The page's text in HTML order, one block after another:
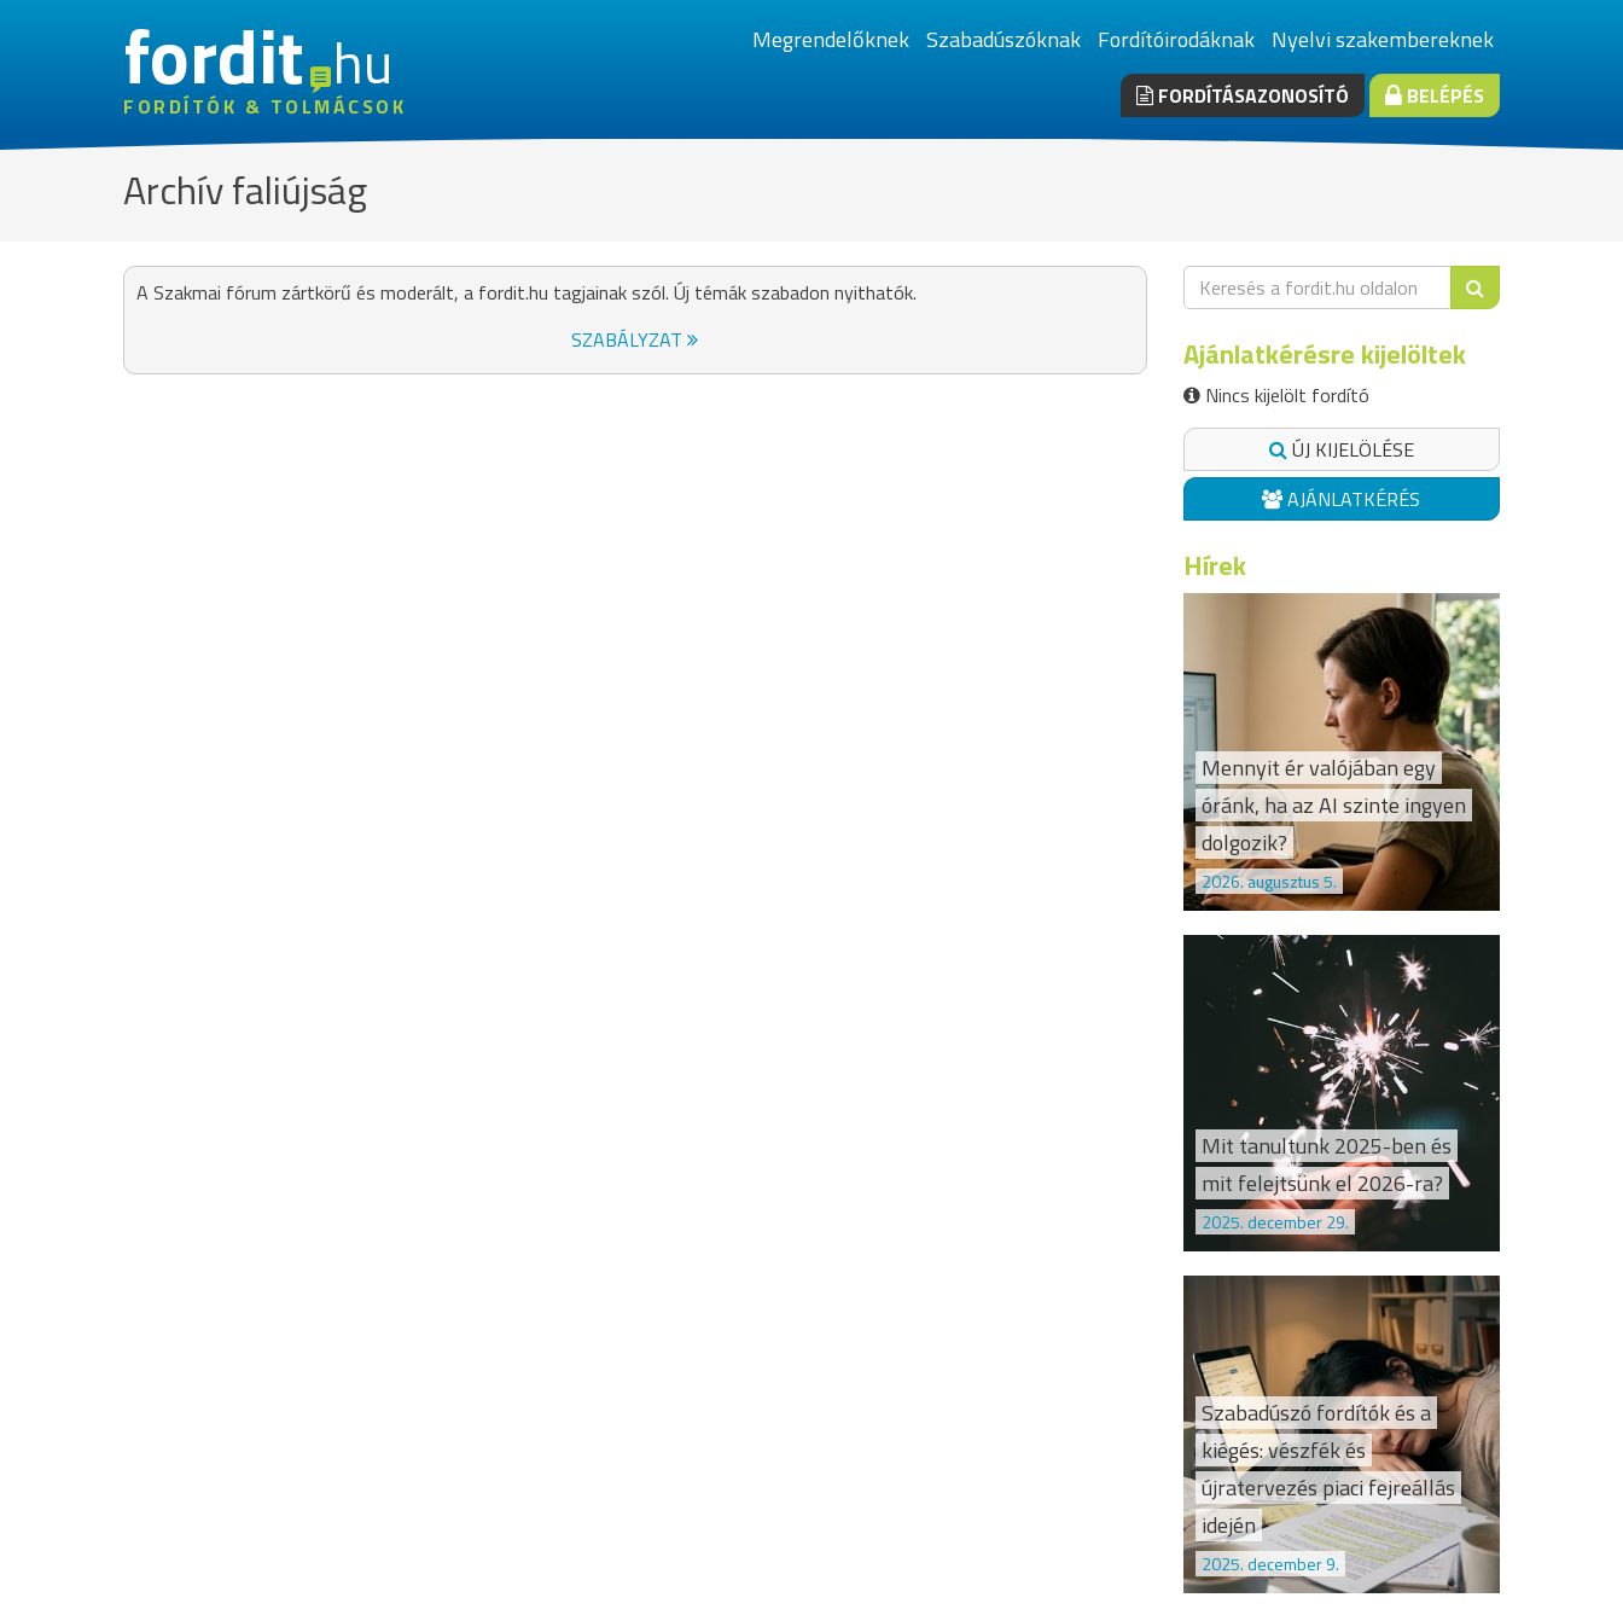
fordithu
FORDÍTÓK & TOLMÁCSOK
Megrendelőknek Szabadúszóknak Fordítóirodáknak Nyelvi szakembereknek
FORDÍTÁSAZONOSÍTÓ BELÉPÉS
Archív faliújság
A Szakmai fórum zártkörű és moderált, a fordit.hu tagjainak szól. Új témák szabadon nyithatók.
SZABÁLYZAT
Ajánlatkérésre kijelöltek
Nincs kijelölt fordító
ÚJ KIJELÖLÉSE
AJÁNLATKÉRÉS
Hírek
Mennyit ér valójában egy
óránk, ha az AI szinte ingyen
dolgozik?
2026. augusztus 5.
Mit tanultunk 2025-ben és
mit felejtsünk el 2026-ra?
2025. december 29.
Szabadúszó fordítók és a
kiégés: vészfék és
újratervezés piaci fejreállás
idején
2025. december 9.